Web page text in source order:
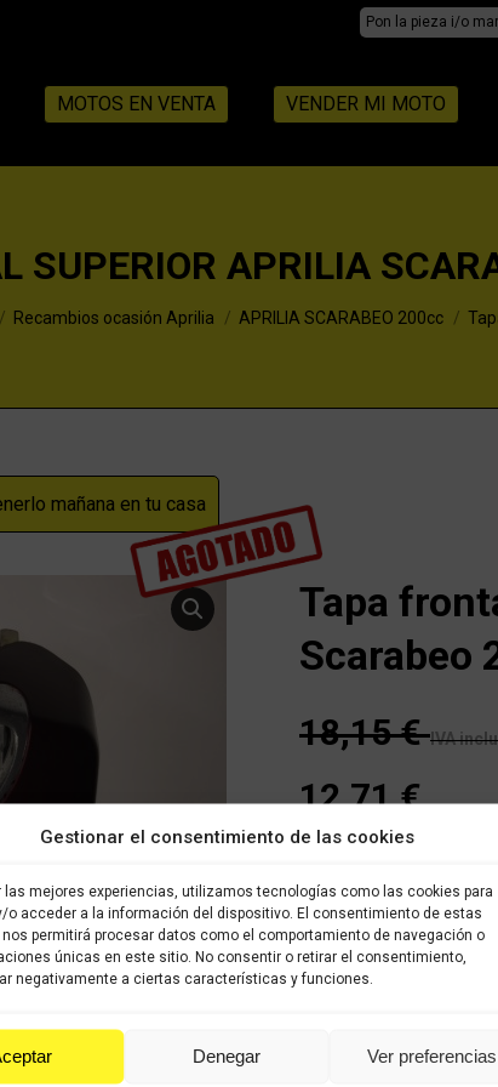
Gestionar el consentimiento de las cookies
las mejores experiencias, utilizamos tecnologías como las cookies para
o acceder a la información del dispositivo. El consentimiento de estas
permitirá procesar datos como el comportamiento de navegación o
únicas en este sitio. No consentir o retirar el consentimiento,
negativamente a ciertas características y funciones.
Denegar Ver preferencias
Search:
MOTOS EN VENTA VENDER MI MOTO
SUPERIOR APRILIA
Recambios ocasión Aprilia APRILIA SCARABEO 200cc
mañana en tu casa
Tapa
Scarabeo
18,15€ IVA
12,71€
IVA incluido
Buen estado
Categoría:APRILIA